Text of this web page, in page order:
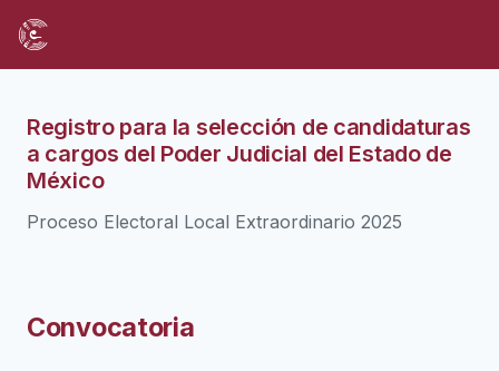
Registro para la selección de candidaturas
a cargos del Poder Judicial del Estado de
México
Proceso Electoral Local Extraordinario 2025
Convocatoria